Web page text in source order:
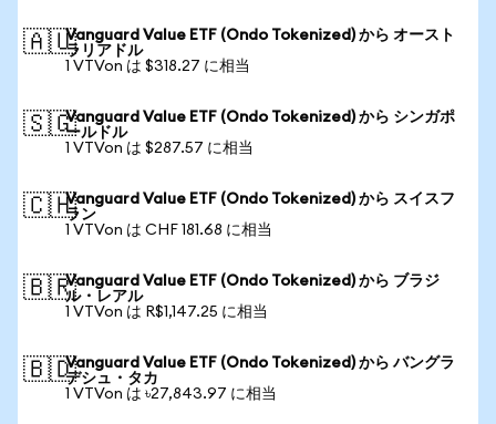
🇦🇺Vanguard Value ETF (Ondo Tokenized) から オースト
ラリアドル
1 VTVon は $318.27 に相当
🇸🇬Vanguard Value ETF (Ondo Tokenized) から シンガポ
ールドル
1 VTVon は $287.57 に相当
🇨🇭Vanguard Value ETF (Ondo Tokenized) から スイスフ
ラン
1 VTVon は CHF 181.68 に相当
🇧🇷Vanguard Value ETF (Ondo Tokenized) から ブラジ
ル・レアル
1 VTVon は R$1,147.25 に相当
🇧🇩Vanguard Value ETF (Ondo Tokenized) から バングラ
デシュ・タカ
1 VTVon は ৳27,843.97 に相当